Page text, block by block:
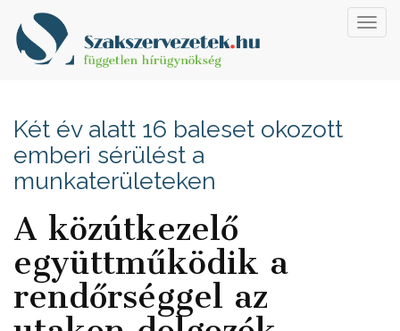
Két év alatt 16 baleset okozott
emberi sérülést a
munkaterületeken
A közútkezelő
együttműködik a
rendőrséggel az